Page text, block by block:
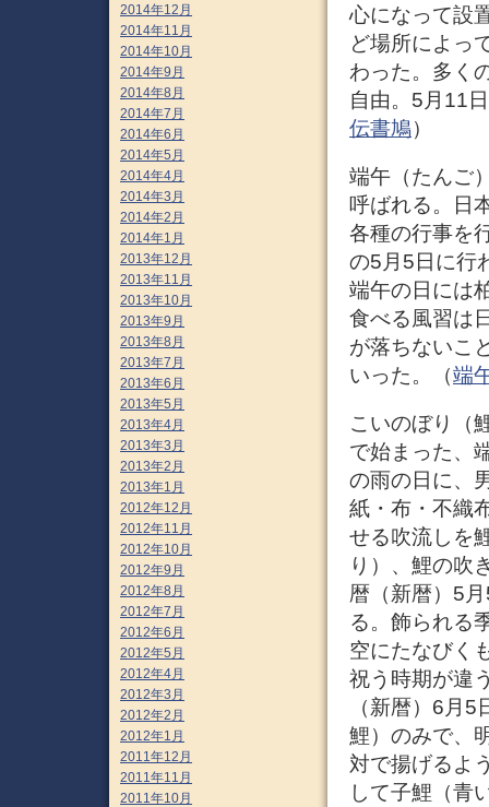
心になって設
ど場所によっ
わった。多く
自由。5月11
伝書鳩）
端午（たんご
呼ばれる。日
各種の行事を
の5月5日に行
端午の日には
食べる風習は
が落ちないこ
いった。（端
こいのぼり（
で始まった、
の雨の日に、
紙・布・不織
せる吹流しを
り）、鯉の吹
暦（新暦）5
る。飾られる
空にたなびく
祝う時期が違
（新暦）6月
鯉）のみで、
対で揚げるよ
して子鯉（青
2014年12月
2014年11月
2014年10月
2014年9月
2014年8月
2014年7月
2014年6月
2014年5月
2014年4月
2014年3月
2014年2月
2014年1月
2013年12月
2013年11月
2013年10月
2013年9月
2013年8月
2013年7月
2013年6月
2013年5月
2013年4月
2013年3月
2013年2月
2013年1月
2012年12月
2012年11月
2012年10月
2012年9月
2012年8月
2012年7月
2012年6月
2012年5月
2012年4月
2012年3月
2012年2月
2012年1月
2011年12月
2011年11月
2011年10月